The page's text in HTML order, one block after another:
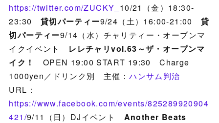
https://twitter.com/ZUCKY_ 10/21（金）18:30-
23:30 貸切パーティー9/24（土）16:00-21:00貸
切パーティー9/14（水）チャリティー・オープンマ
イクイベント レレチャリvol.63～ザ・オープンマ
イク！
OPEN 19:00 START 19:30 Charge
1000yen／ドリンク別 主催：ハンサム判治
URL：
https://www.facebook.com/events/825289920904
421/9/11（日）DJイベント Another Beats